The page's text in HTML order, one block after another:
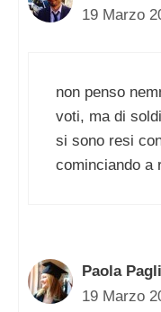
19 Marzo
non penso
voti, ma di
si sono resi
cominciando
Paola
19 Marzo